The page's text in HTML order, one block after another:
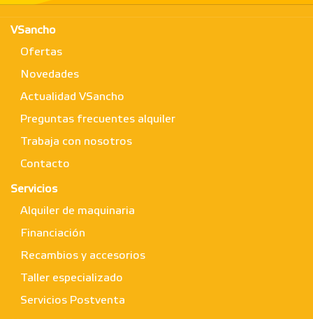
VSancho
Ofertas
Novedades
Actualidad VSancho
Preguntas frecuentes alquiler
Trabaja con nosotros
Contacto
Servicios
Alquiler de maquinaria
Financiación
Recambios y accesorios
Taller especializado
Servicios Postventa